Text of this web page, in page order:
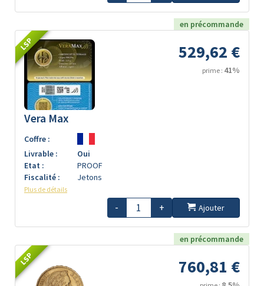
en précommande
LSP 529,62 €
prime : 41%
Vera Max
Coffre :
Livrable :
Oui
Etat :
PROOF
Fiscalité :
Jetons
Plus de détails
- + Ajouter
en précommande
LSP 760,81 €